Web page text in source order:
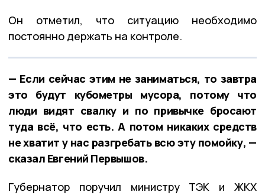
Он отметил, что ситуацию необходимо
постоянно держать на контроле.
— Если сейчас этим не заниматься, то завтра
это будут кубометры мусора, потому что
люди видят свалку и по привычке бросают
туда всё, что есть. А потом никаких средств
не хватит у нас разгребать всю эту помойку, —
сказал Евгений Первышов.
Губернатор поручил министру ТЭК и ЖКХ